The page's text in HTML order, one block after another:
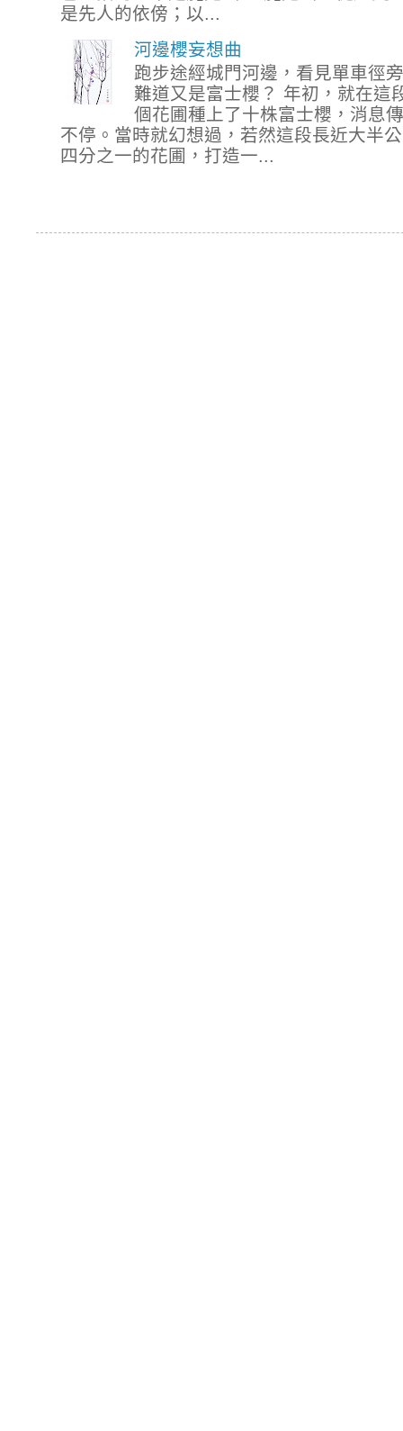
是先人的依傍；以...
河邊櫻妄想曲
跑步途經城門河邊，看見單車徑
難道又是富士櫻？ 年初，就在這
個花圃種上了十株富士櫻，消息
不停。當時就幻想過，若然這段長近大半
四分之一的花圃，打造一...